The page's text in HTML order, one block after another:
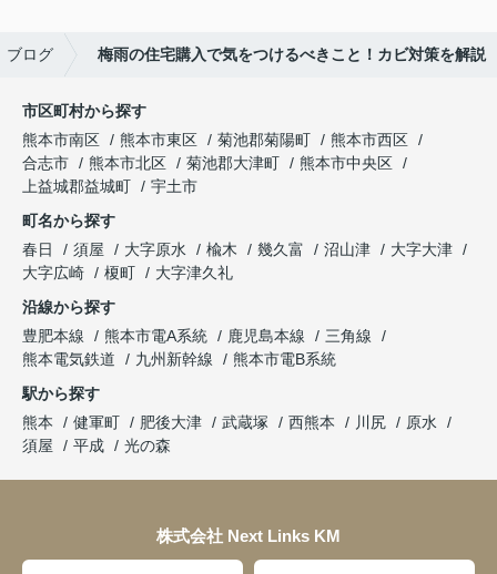
ブログ 梅雨の住宅購入で気をつけるべきこと！カビ対策を解説
市区町村から探す
熊本市南区
熊本市東区 菊池郡菊陽町
熊本市西区
合志市
熊本市北区 菊池郡大津町
熊本市中央区
上益城郡益城町
宇土市
町名から探す
春日
須屋 大字原水 楡木 幾久富 沼山津
大字大津
大字広崎
榎町
大字津久礼
沿線から探す
豊肥本線
熊本市電A系統 鹿児島本線
三角線
熊本電気鉄道
九州新幹線
熊本市電B系統
駅から探す
熊本
健軍町 肥後大津 武蔵塚 西熊本 川尻
原水
須屋
平成 光の森
株式会社 Next Links KM